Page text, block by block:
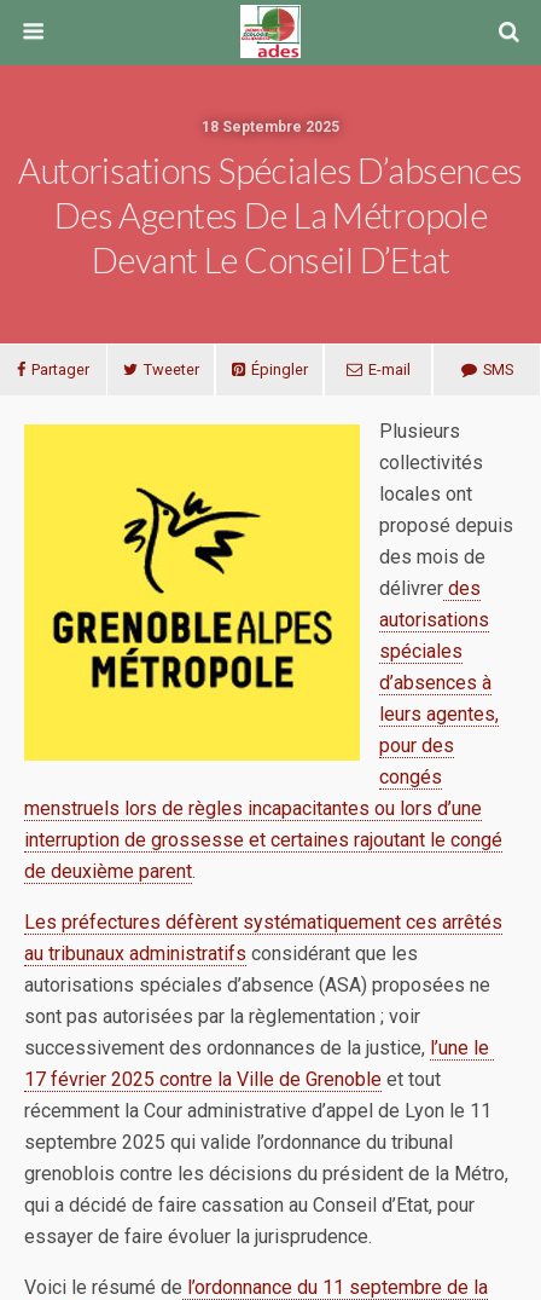
18 Septembre 2025
Autorisations Spéciales D’absences
Des Agentes De La Métropole
Devant Le Conseil D’Etat
Partager Tweeter Épingler E-mail SMS
Plusieurs
collectivités
locales ont
proposé depuis
des mois de
délivrer des
autorisations
spéciales
d’absences à
leurs agentes,
pour des
congés
menstruels lors de règles incapacitantes ou lors d’une
interruption de grossesse et certaines rajoutant le congé
de deuxième parent.
Les préfectures défèrent systématiquement ces arrêtés
au tribunaux administratifs considérant que les
autorisations spéciales d’absence (ASA) proposées ne
sont pas autorisées par la règlementation ; voir
successivement des ordonnances de la justice, l’une le
17 février 2025 contre la Ville de Grenoble et tout
récemment la Cour administrative d’appel de Lyon le 11
septembre 2025 qui valide l’ordonnance du tribunal
grenoblois contre les décisions du président de la Métro,
qui a décidé de faire cassation au Conseil d’Etat, pour
essayer de faire évoluer la jurisprudence.
Voici le résumé de l’ordonnance du 11 septembre de la